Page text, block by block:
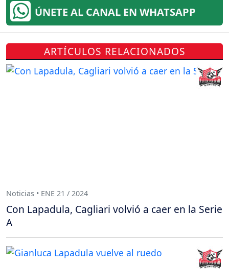
ÚNETE AL CANAL EN WHATSAPP
ARTÍCULOS RELACIONADOS
Noticias • ENE 21 / 2024
Con Lapadula, Cagliari volvió a caer en la Serie
A